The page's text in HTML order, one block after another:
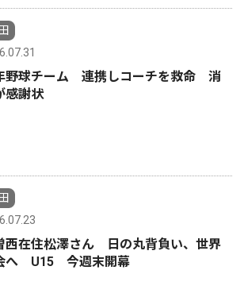
野球チーム 連携しコーチを救命 消
感謝状
西在住松澤さん 日の丸背負い、世界
へ U15 今週末開幕